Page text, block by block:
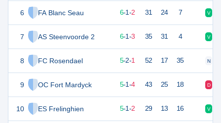
6 FA Blanc Seau
7 AS Steenvoorde 2
8 FC Rosendael
9 OC Fort Mardyck
10 ES Frelinghien
6-1-2 31 24 7 V
19 6-1-3 35 31 4 V
5-2-1 52 17 35 N
16 5-1-4 43 25 18 D
5-1-2 29 13 16 V